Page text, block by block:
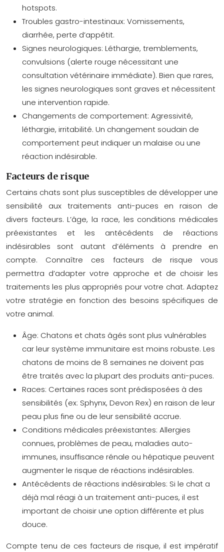
hotspots.
Troubles gastro-intestinaux: Vomissements,
diarrhée, perte d’appétit.
Signes neurologiques: Léthargie, tremblements,
convulsions (alerte rouge nécessitant une
consultation vétérinaire immédiate). Bien que rares,
les signes neurologiques sont graves et nécessitent
une intervention rapide.
Changements de comportement: Agressivité,
léthargie, irritabilité. Un changement soudain de
comportement peut indiquer un malaise ou une
réaction indésirable.
Facteurs de risque
Certains chats sont plus susceptibles de développer une
sensibilité aux traitements anti-puces en raison de
divers facteurs. L’âge, la race, les conditions médicales
préexistantes et les antécédents de réactions
indésirables sont autant d’éléments à prendre en
compte. Connaître ces facteurs de risque vous
permettra d’adapter votre approche et de choisir les
traitements les plus appropriés pour votre chat. Adaptez
votre stratégie en fonction des besoins spécifiques de
votre animal.
Âge: Chatons et chats âgés sont plus vulnérables
car leur système immunitaire est moins robuste. Les
chatons de moins de 8 semaines ne doivent pas
être traités avec la plupart des produits anti-puces.
Races: Certaines races sont prédisposées à des
sensibilités (ex: Sphynx, Devon Rex) en raison de leur
peau plus fine ou de leur sensibilité accrue.
Conditions médicales préexistantes: Allergies
connues, problèmes de peau, maladies auto-
immunes, insuffisance rénale ou hépatique peuvent
augmenter le risque de réactions indésirables.
Antécédents de réactions indésirables: Si le chat a
déjà mal réagi à un traitement anti-puces, il est
important de choisir une option différente et plus
douce.
Compte tenu de ces facteurs de risque, il est impératif